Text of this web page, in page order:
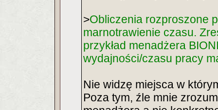
>Obliczenia rozproszone
marnotrawienie czasu.
przykład menadżera
wydajności/czasu pracy
Nie widzę miejsca w
Poza tym, źle mnie